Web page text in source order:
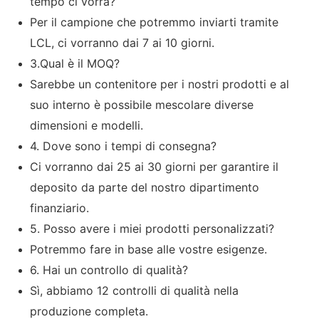
Per il campione che potremmo inviarti tramite
LCL, ci vorranno dai 7 ai 10 giorni.
3.Qual è il MOQ?
Sarebbe un contenitore per i nostri prodotti e al
suo interno è possibile mescolare diverse
dimensioni e modelli.
4. Dove sono i tempi di consegna?
Ci vorranno dai 25 ai 30 giorni per garantire il
deposito da parte del nostro dipartimento
finanziario.
5. Posso avere i miei prodotti personalizzati?
Potremmo fare in base alle vostre esigenze.
6. Hai un controllo di qualità?
Sì, abbiamo 12 controlli di qualità nella
produzione completa.